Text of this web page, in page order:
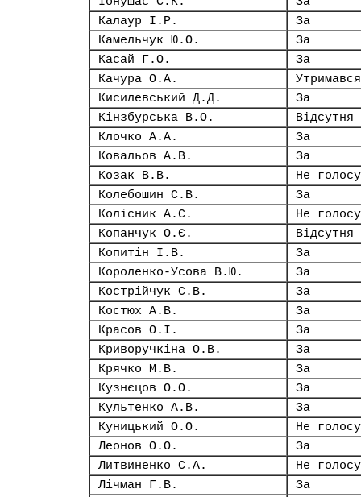
Калаур І.Р.
За
Камельчук Ю.О.
За
Касай Г.О.
За
Качура О.А.
Утримався
Кисилевський Д.Д.
За
Кінзбурська В.О.
Відсутня
Клочко А.А.
За
Ковальов А.В.
За
Козак В.В.
Не
Колебошин С.В.
За
Колісник А.С.
Не
Копанчук О.Є.
Відсутня
Копитін І.В.
За
Короленко-Усова В.Ю.
За
Кострійчук С.В.
За
Костюх А.В.
За
Красов О.І.
За
Криворучкіна О.В.
За
Крячко М.В.
За
Кузнєцов О.О.
За
Культенко А.В.
За
Куницький О.О.
Не
Леонов О.О.
За
Литвиненко С.А.
Не
Лічман Г.В.
За